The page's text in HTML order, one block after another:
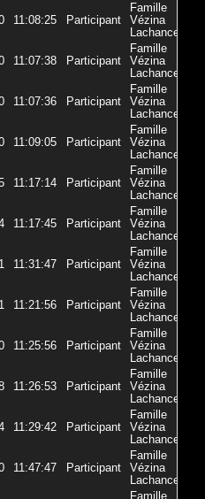
11:08:25 Participant
Famille
Vézina
Lachance
11:07:38 Participant
Famille
Vézina
Lachance
11:07:36 Participant
Famille
Vézina
Lachance
11:09:05 Participant
Famille
Vézina
Lachance
11:17:14 Participant
Famille
Vézina
Lachance
11:17:45 Participant
Famille
Vézina
Lachance
11:31:47 Participant
Famille
Vézina
Lachance
11:21:56 Participant
Famille
Vézina
Lachance
11:25:56 Participant
Famille
Vézina
Lachance
11:26:53 Participant
Famille
Vézina
Lachance
11:29:42 Participant
Famille
Vézina
Lachance
11:47:47 Participant
Famille
Vézina
Lachance